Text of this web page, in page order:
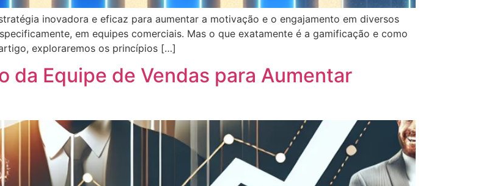
inovadora e eficaz para aumentar a motivação e o engajamento em diversos
em equipes comerciais. Mas o que exatamente é a gamificação e como
exploraremos os princípios […]
da Equipe de Vendas para Aumentar